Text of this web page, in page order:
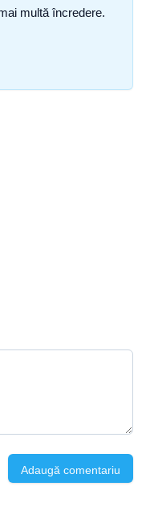
multă încredere.
Adaugă comentariu